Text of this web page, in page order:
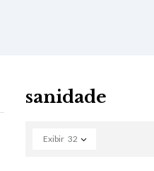
sanidade
Exibir 32